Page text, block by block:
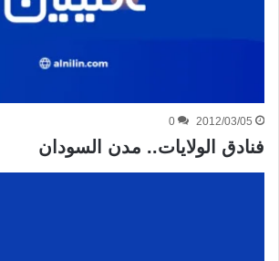
2012/03/05
0
فنادق الولايات.. مدن السودان